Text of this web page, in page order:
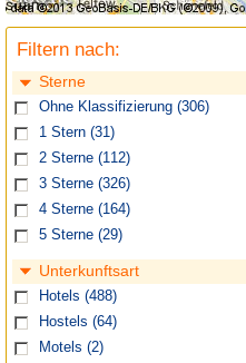
Filtern nach:
Sterne
Ohne Klassifizierung (306)
1 Stern (31)
2 Sterne (112)
3 Sterne (326)
4 Sterne (164)
5 Sterne (29)
Unterkunftsart
Hotels (488)
Hostels (64)
Motels (2)